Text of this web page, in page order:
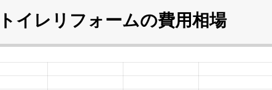
トイレリフォームの費用相場